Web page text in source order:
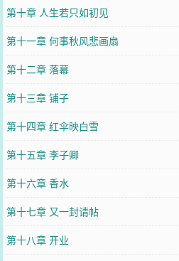
第十章 人生若只如初见
第十一章 何事秋风悲画扇
第十二章 落幕
第十三章 铺子
第十四章 红伞映白雪
第十五章 李子卿
第十六章 香水
第十七章 又一封请帖
第十八章 开业